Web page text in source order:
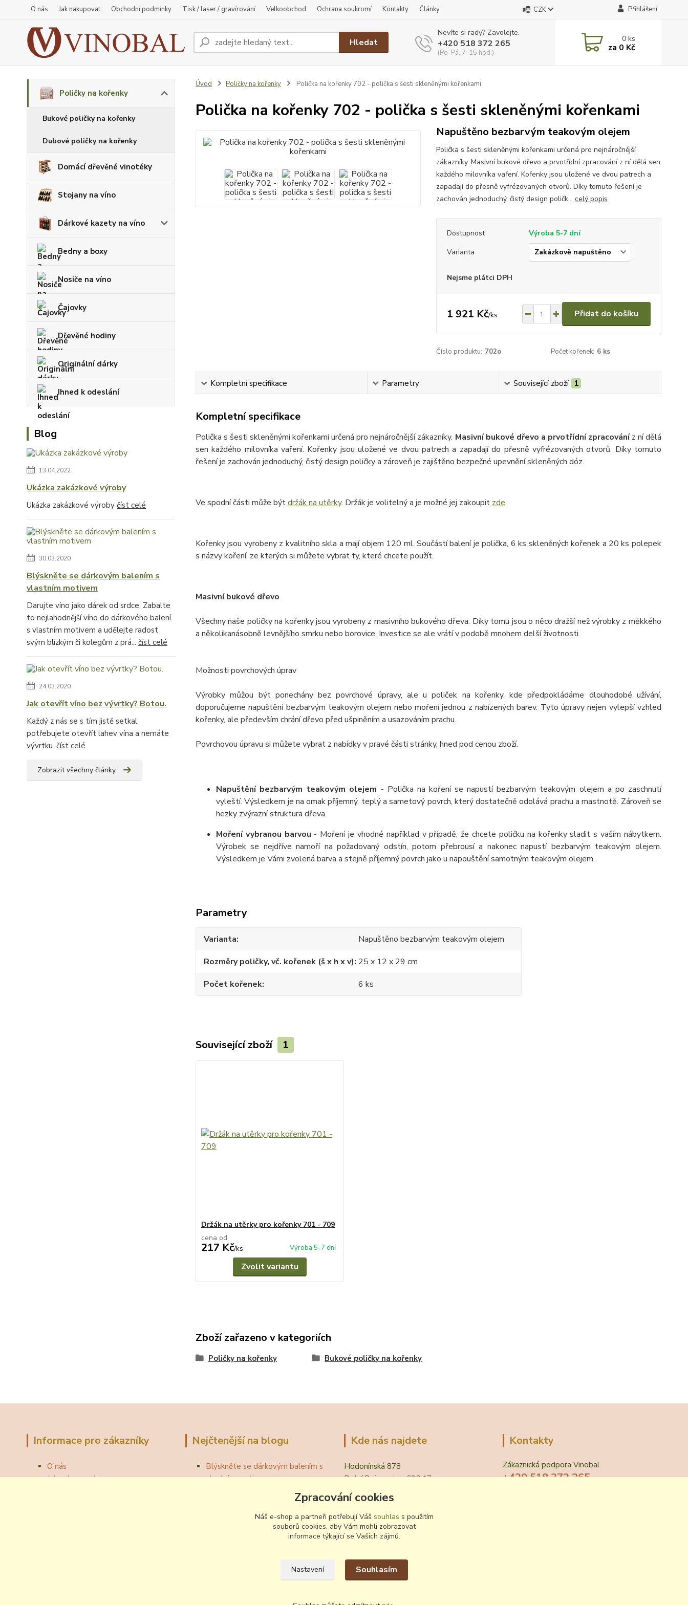
O nás Jak nakupovat Obchodní podmínky Tisk / laser / gravírování Velkoobchod Ochrana soukromí Kontakty Články CZK Přihlášení
Hledat
Nevíte si rady? Zavolejte.
+420 518 372 265
(Po-Pá, 7-15 hod.)
0ks
za 0 Kč
Poličky na kořenky
Bukové poličky na kořenky
Dubové poličky na kořenky
Domácí dřevěné vinotéky
Stojany na víno
Dárkové kazety na víno
Bedny a boxy
Nosiče na víno
Čajovky
Dřevěné hodiny
Originální dárky
Ihned k odeslání
Blog
13.04.2022
Ukázka zakázkové výroby
Ukázka zakázkové výroby číst celé
30.03.2020
Blýskněte se dárkovým balením s
vlastním motivem
Darujte víno jako dárek od srdce. Zabalte
to nejlahodnější víno do dárkového balení
s vlastním motivem a udělejte radost
svým blízkým či kolegům z prá... číst celé
24.03.2020
Jak otevřít víno bez vývrtky? Botou.
Každý z nás se s tím jistě setkal,
potřebujete otevřít lahev vína a nemáte
vývrtku. číst celé
Zobrazit všechny články
Úvod Poličky na kořenky Polička na kořenky 702 - polička s šesti skleněnými kořenkami
Polička na kořenky 702 - polička s šesti skleněnými kořenkami
Napuštěno bezbarvým teakovým olejem
Polička s šesti skleněnými kořenkami určená pro nejnáročnější
zákazníky. Masivní bukové dřevo a prvotřídní zpracování z ní dělá sen
každého milovníka vaření. Kořenky jsou uložené ve dvou patrech a
zapadají do přesně vyfrézovaných otvorů. Díky tomuto řešení je
zachován jednoduchý, čistý design poličk... celý popis
Dostupnost
Výroba 5-7 dní
Varianta
Nejsme plátci DPH
1 921 Kč/ks Přidat do košíku
Číslo produktu: 702o Počet kořenek: 6 ks
Kompletní specifikace Parametry Související zboží 1
Kompletní specifikace
Polička s šesti skleněnými kořenkami určená pro nejnáročnější zákazníky. Masivní bukové dřevo a prvotřídní zpracováníz ní dělá
sen každého milovníka vaření. Kořenky jsou uložené ve dvou patrech a zapadají do přesně vyfrézovaných otvorů. Díky tomuto
řešení je zachován jednoduchý, čistý design poličky a zároveň je zajištěno bezpečné upevnění skleněných dóz.
Ve spodní části může býtdržák na utěrky. Držák je volitelný a je možné jej zakoupit zde.
Kořenky jsou vyrobeny z kvalitního skla a mají objem 120 ml. Součástí balení je polička, 6 ks skleněných kořenek a 20 ks polepek
s názvy koření, ze kterých si můžete vybrat ty, které chcete použít.
Masivní bukové dřevo
Všechny naše poličky na kořenky jsou vyrobeny z masivního bukového dřeva. Díky tomu jsou o něco dražší než výrobky z měkkého
a několikanásobně levnějšího smrku nebo borovice. Investice se ale vrátí v podobě mnohem delší životnosti.
Možnosti povrchových úprav
Výrobky můžou být ponechány bez povrchové úpravy, ale u poliček na kořenky, kde předpokládáme dlouhodobé užívání,
doporučujeme napuštění bezbarvým teakovým olejem nebo moření jednou z nabízených barev. Tyto úpravy nejen vylepší vzhled
kořenky, ale především chrání dřevo před ušpiněním a usazováním prachu.
Povrchovou úpravu si můžete vybrat z nabídky v pravé části stránky, hned pod cenou zboží.
Napuštění bezbarvým teakovým olejem - Polička na koření se napustí bezbarvým teakovým olejem a po zaschnutí
vyleští. Výsledkem je na omak příjemný, teplý a sametový povrch, který dostatečně odolává prachu a mastnotě. Zároveň se
hezky zvýrazní struktura dřeva.
Moření vybranou barvou - Moření je vhodné například v případě, že chcete poličku na kořenky sladit s vaším nábytkem.
Výrobek se nejdříve namoří na požadovaný odstín, potom přebrousí a nakonec napustí bezbarvým teakovým olejem.
Výsledkem je Vámi zvolená barva a stejně příjemný povrch jako u napouštění samotným teakovým olejem.
Parametry
Varianta
Napuštěno bezbarvým teakovým olejem
Rozměry poličky, vč. kořenek (š x h x v) 25 x 12 x 29 cm
Počet kořenek
6 ks
Související zboží 1
Držák na utěrky pro kořenky 701 - 709
cena od
217 Kč/ks Výroba 5-7 dní
Zvolit variantu
Zboží zařazeno v kategoriích
Poličky na kořenky Bukové poličky na kořenky
Informace pro zákazníky
O nás
Jak nakupovat
Nejčtenější na blogu
Blýskněte se dárkovým balením s
vlastním motivem
Správná teplota vína pro podávání
Jak otevřít víno bez vývrtky?
Národní zvyklosti pití vína
Odzátkování a nalévání vína
Kde nás najdete
Hodonínská 878
Dolní Bojanovice, 696 17
Kontakty
Zákaznická podpora Vinobal
+420 518 372 265
Zpracování cookies
Náš e-shop a partneři potřebují Váš souhlas s použitím
souborů cookies, aby Vám mohli zobrazovat
informace týkající se Vašich zájmů.
Nastavení Souhlasím